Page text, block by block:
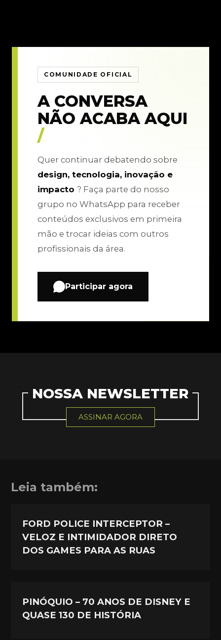
COMUNIDADE OFICIAL
A CONVERSA
NÃO ACABA AQUI
/
Quer continuar debatendo sobre
design, tecnologia, inovação e
impacto ? Faça parte do nosso
grupo no WhatsApp para receber
conteúdos exclusivos em primeira
mão e trocar ideias com outros
profissionais da área.
Participar agora
NOSSA NEWSLETTER
ASSINAR AGORA
Leia também:
FORD POLICE INTERCEPTOR –
VELOZ E INTIMIDADOR DIRETO
DOS GAMES PARA AS RUAS
PINÓQUIO – 70 ANOS DE DISNEY E
QUASE 130 DE HISTÓRIA